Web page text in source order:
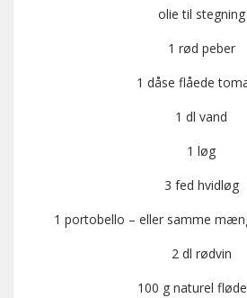
olie til stegning
1 rød peber
1 dåse flåede
1 dl vand
1 løg
3 fed hvidløg
1 portobello – eller samme
2 dl rødvin
100 g naturel